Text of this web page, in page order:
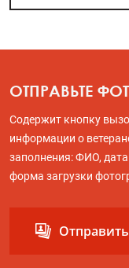
ОТПРАВЬТЕ
Содержит кнопку
информации о
заполнения: ФИО,
форма загрузки